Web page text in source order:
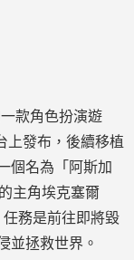
一款角色扮演遊
上發布，後續移植
個名為「阿斯加
主角埃克塞爾
任務是前往即將毀
並拯救世界。